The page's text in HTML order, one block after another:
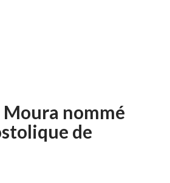
nommé
de